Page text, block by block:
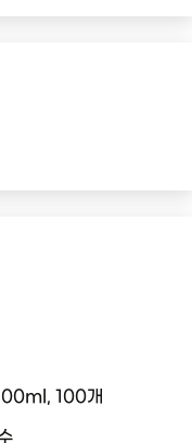
100개